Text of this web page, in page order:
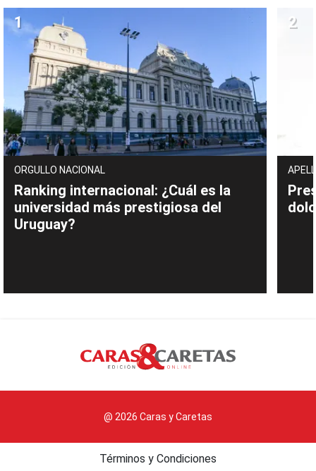
ORGULLO NACIONAL
Ranking internacional: ¿Cuál es la
universidad más prestigiosa del
Uruguay?
@ 2026 Caras y Caretas
Términos y Condiciones